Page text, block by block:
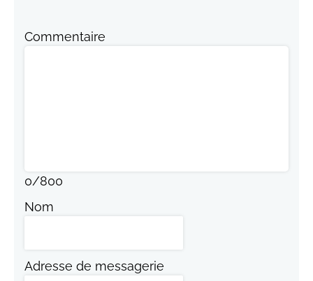
Commentaire
0/800
Nom
Adresse de messagerie